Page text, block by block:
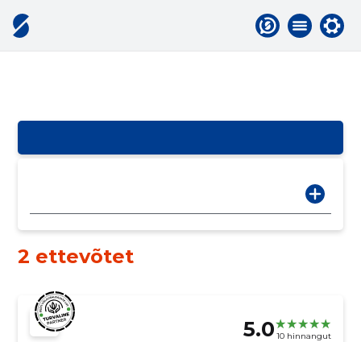
2 ettevõtet
5.0 10 hinnangut